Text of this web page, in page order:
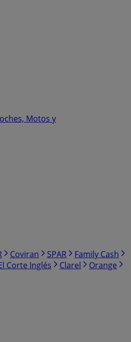
Motos y
Coviran SPAR
Family Cash
Corte Inglés Clarel
Orange